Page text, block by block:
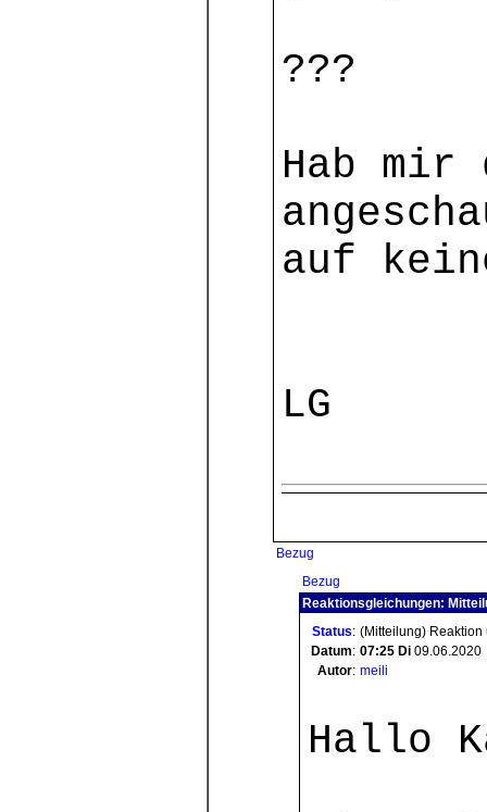
???
Hab mir
auf
LG
Bezug
Bezug
Reaktionsgleichungen:
Status: (Mitteilung)
Datum: 07:25 Di 09.06.2020
Autor: meili
Hallo